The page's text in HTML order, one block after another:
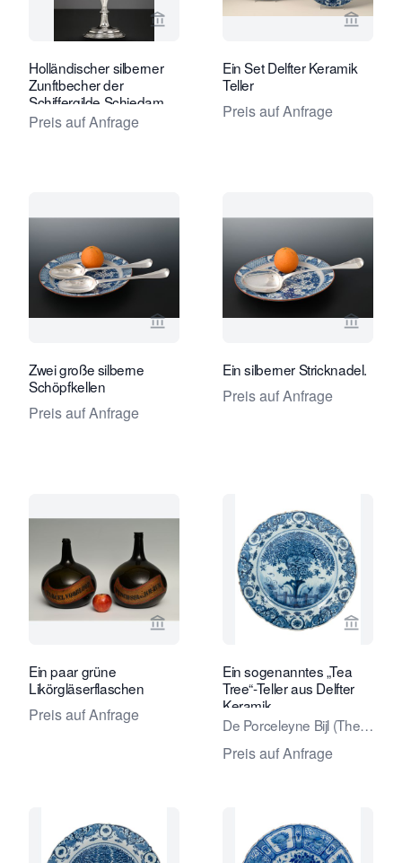
Verkaeuferseite von Kollenburg
Holländischer silberner
Zunftbecher der
Schiffergilde Schiedam
Preis auf Anfrage
Ein Set Delfter Keramik
Teller
Preis auf Anfrage
Verkaeuferseite von Limburg
Zwei große silberne
Schöpfkellen
Preis auf Anfrage
Ein silberner Stricknadel.
Preis auf Anfrage
Verkaeuferseite von Limburg
Ein paar grüne
Likörgläserflaschen
Preis auf Anfrage
Ein sogenanntes „Tea
Tree“-Teller aus Delfter
Keramik
De Porceleyne Bijl (The
Porcelain Axe) Factory
Preis auf Anfrage